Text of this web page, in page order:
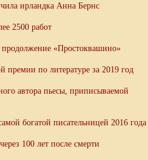
ирландка Анна Бернс
2500 работ
продолжение «Простоквашино»
премии по литературе за 2019 год
автора пьесы, приписываемой
богатой писательницей 2016 года
100 лет после смерти